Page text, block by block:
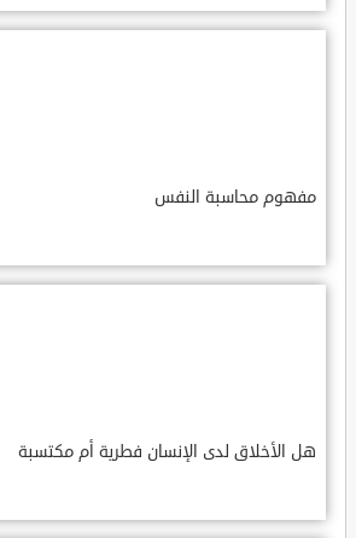
مفهوم محاسبة النفس
هل الأخلاق لدى الإنسان فطرية أم مكتسبة